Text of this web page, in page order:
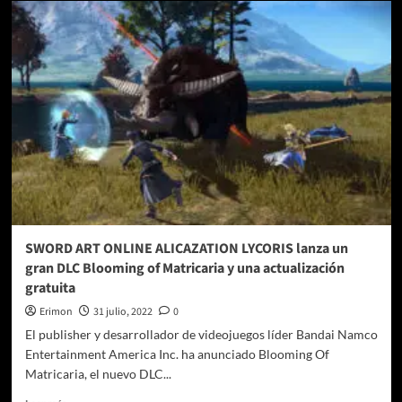
a
conocer
la
fecha
y
hora
exacta
para
el
debut
de
Saint
Knights
of
the
Zodiac
Battle
for
Sanctuary
SWORD ART ONLINE ALICAZATION LYCORIS lanza un
gran DLC Blooming of Matricaria y una actualización
gratuita
Erimon 31 julio, 2022
0
El publisher y desarrollador de videojuegos líder Bandai Namco
Entertainment America Inc. ha anunciado Blooming Of
Matricaria, el nuevo DLC...